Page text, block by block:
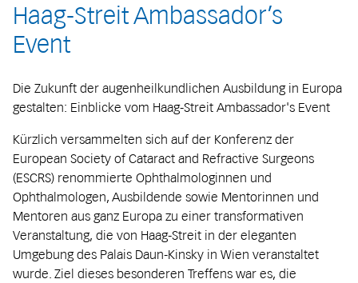
Haag-Streit Ambassador’s
Event
Die Zukunft der augenheilkundlichen Ausbildung in Europa
gestalten: Einblicke vom Haag-Streit Ambassador's Event
Kürzlich versammelten sich auf der Konferenz der
European Society of Cataract and Refractive Surgeons
(ESCRS) renommierte Ophthalmologinnen und
Ophthalmologen, Ausbildende sowie Mentorinnen und
Mentoren aus ganz Europa zu einer transformativen
Veranstaltung, die von Haag-Streit in der eleganten
Umgebung des Palais Daun-Kinsky in Wien veranstaltet
wurde. Ziel dieses besonderen Treffens war es, die